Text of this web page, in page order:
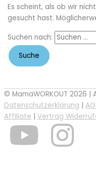
Es scheint, als ob wir
gesucht hast.
Suchen nach:
© MamaWORKOUT 2026
Datenschutzerklärung |
Affiliate | Vertrag